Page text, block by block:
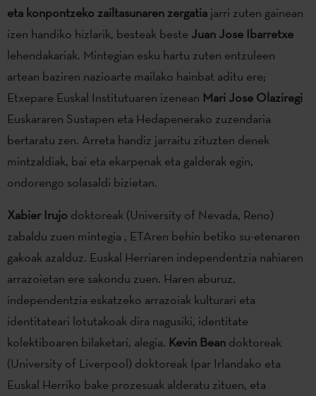
eta konpontzeko zailtasunaren zergatia jarri zuten gainean
izen handiko hizlarik, besteak beste Juan Jose Ibarretxe
lehendakariak. Mintegian esku hartu zuten entzuleen
artean baziren nazioarte mailako hainbat aditu ere;
Etxepare Euskal Institutuaren izenean Mari Jose Olaziregi
Euskararen Sustapen eta Hedapenerako zuzendaria
bertaratu zen. Arreta handiz jarraitu zituzten denek
mintzaldiak, bai eta ekarpenak eta galderak egin,
ondorengo solasaldi bizietan.
XabierIrujo doktoreak (University of Nevada, Reno)
zabaldu zuen mintegia , ETAren behin betiko su-etenaren
gakoak azalduz. Euskal Herriaren independentzia nahiaren
arrazoietan ere sakondu zuen. Haren aburuz,
independentzia eskatzeko arrazoiak kulturari eta
identitateari lotutakoak dira nagusiki, identitate
kolektiboaren bilaketari, alegia. Kevin Bean doktoreak
(University of Liverpool) doktoreak Ipar Irlandako eta
Euskal Herriko bake prozesuak alderatu zituen, eta